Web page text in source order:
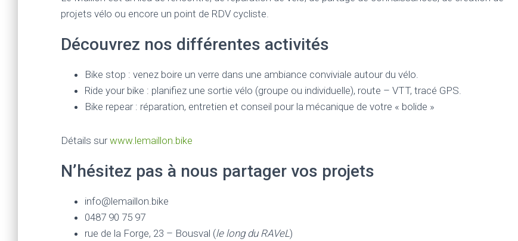
projets vélo ou encore un point de RDV cycliste.
Découvrez nos différentes activités
Bike stop : venez boire un verre dans une ambiance conviviale autour du vélo.
Ride your bike : planifiez une sortie vélo (groupe ou individuelle), route – VTT, tracé GPS.
Bike repear : réparation, entretien et conseil pour la mécanique de votre « bolide »
Détails surwww.lemaillon.bike
N’hésitez pas à nous partager vos projets
info@lemaillon.bike
0487 90 75 97
rue de la Forge, 23 – Bousval (le long du RAVeL)